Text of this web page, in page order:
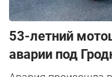
53-летний
аварии под